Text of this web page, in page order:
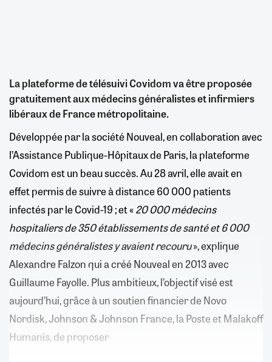
La plateforme de télésuivi Covidom va être proposée
gratuitement aux médecins généralistes et infirmiers
libéraux de France métropolitaine.
Développée par la société Nouveal, en collaboration avec
l’Assistance Publique-Hôpitaux de Paris, la plateforme
Covidom est un beau succès. Au 28 avril, elle avait en
effet permis de suivre à distance 60 000 patients
infectés par le Covid-19 ; et «20 000 médecins
hospitaliers de 350 établissements de santé et 6 000
médecins généralistes y avaient recouru», explique
Alexandre Falzon qui a créé Nouveal en 2013 avec
Guillaume Fayolle. Plus ambitieux, l’objectif visé est
aujourd’hui, grâce à un soutien financier de Novo
Nordisk, Johnson & Johnson France, la Poste et Malakoff
Humanis, de proposer